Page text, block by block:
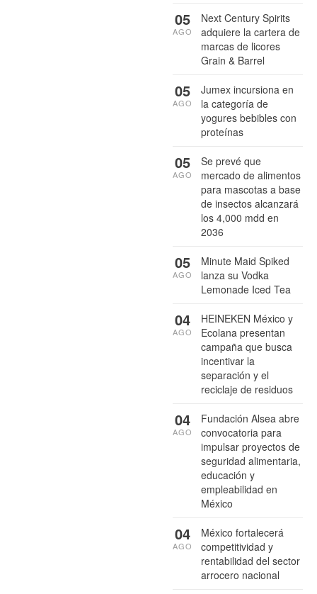
Next Century Spirits
adquiere la cartera de
marcas de licores
Grain & Barrel
05
AGO
Jumex incursiona en
la categoría de
yogures bebibles con
proteínas
05
AGO
Se prevé que
mercado de alimentos
para mascotas a base
de insectos alcanzará
los 4,000 mdd en
2036
05
AGO
Minute Maid Spiked
lanza su Vodka
Lemonade Iced Tea
05
AGO
HEINEKEN México y
Ecolana presentan
campaña que busca
incentivar la
separación y el
reciclaje de residuos
04
AGO
Fundación Alsea abre
convocatoria para
impulsar proyectos de
seguridad alimentaria,
educación y
empleabilidad en
México
04
AGO
México fortalecerá
competitividad y
rentabilidad del sector
arrocero nacional
04
AGO